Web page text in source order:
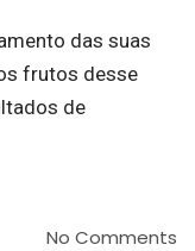
das suas
frutos desse
de
No Comments